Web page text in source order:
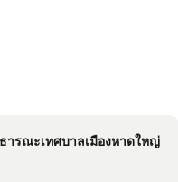
ารณะเทศบาลเมืองหาดใหญ่